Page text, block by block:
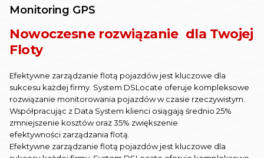
transportów nigdy nie
Monitoring GPS
Nowoczesne rozwiązanie dla Twojej
Floty
Efektywne zarządzanie flotą pojazdów jest kluczowe dla
sukcesu każdej firmy. System DSLocate oferuje kompleksowe
rozwiązanie monitorowania pojazdów w czasie rzeczywistym.
Współpracując z Data System klienci osiągają średnio 25%
zmniejszenie kosztów oraz 35% zwiększenie
efektywności zarządzania flotą.
Efektywne zarządzanie flotą pojazdów jest kluczowe dla